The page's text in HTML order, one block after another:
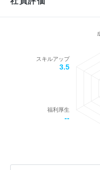
福利厚生
--
スキルアップ
3.5